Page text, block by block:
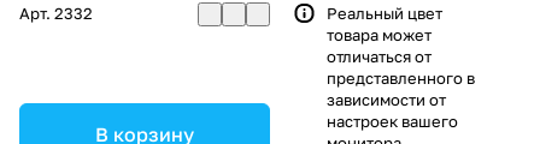
Арт. 2332
В корзину
Реальный цвет
товара может
отличаться от
представленного в
зависимости от
настроек вашего